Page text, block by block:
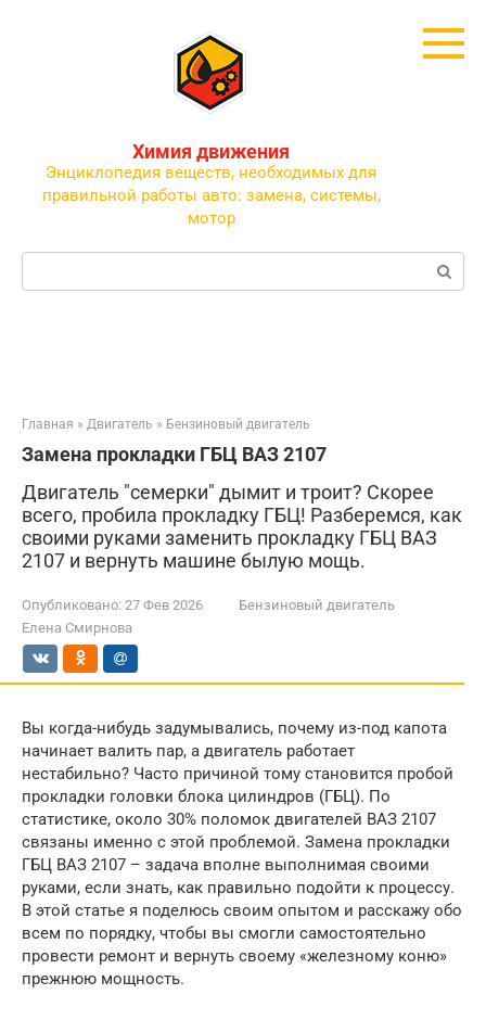
Химия движения
Энциклопедия веществ, необходимых для
правильной работы авто: замена, системы,
мотор
Поиск:
Главная » Двигатель » Бензиновый двигатель
Замена прокладки ГБЦ ВАЗ 2107
Двигатель "семерки" дымит и троит? Скорее
всего, пробила прокладку ГБЦ! Разберемся, как
своими руками заменить прокладку ГБЦ ВАЗ
2107 и вернуть машине былую мощь.
Опубликовано: 27 Фев 2026
Бензиновый двигатель
Елена Смирнова
Вы когда-нибудь задумывались, почему из-под капота
начинает валить пар, а двигатель работает
нестабильно? Часто причиной тому становится пробой
прокладки головки блока цилиндров (ГБЦ). По
статистике, около 30% поломок двигателей ВАЗ 2107
связаны именно с этой проблемой. Замена прокладки
ГБЦ ВАЗ 2107 – задача вполне выполнимая своими
руками, если знать, как правильно подойти к процессу.
В этой статье я поделюсь своим опытом и расскажу обо
всем по порядку, чтобы вы смогли самостоятельно
провести ремонт и вернуть своему «железному коню»
прежнюю мощность.